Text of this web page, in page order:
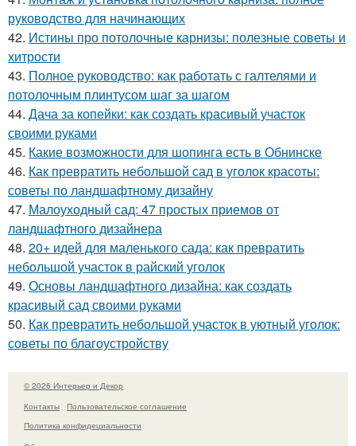
руководство для начинающих
42. Истины про потолочные карнизы: полезные советы и
хитрости
43. Полное руководство: как работать с галтелями и
потолочным плинтусом шаг за шагом
44. Дача за копейки: как создать красивый участок
своими руками
45. Какие возможности для шопинга есть в Обнинске
46. Как превратить небольшой сад в уголок красоты:
советы по ландшафтному дизайну
47. Малоуходный сад: 47 простых приемов от
ландшафтного дизайнера
48. 20+ идей для маленького сада: как превратить
небольшой участок в райский уголок
49. Основы ландшафтного дизайна: как создать
красивый сад своими руками
50. Как превратить небольшой участок в уютный уголок:
советы по благоустройству
© 2026 Интерьер и Декор
Контакты
Пользовательское соглашение
Политика конфидециальности